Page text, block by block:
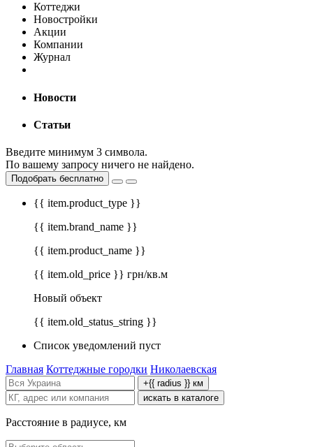
Коттеджи
Новостройки
Акции
Компании
Журнал
Новости
Статьи
Введите минимум 3 символа.
По вашему запросу ничего не найдено.
Подобрать бесплатно
{{ item.product_type }}
{{ item.brand_name }}
{{ item.product_name }}
{{ item.old_price }} грн/кв.м
Новый объект
{{ item.old_status_string }}
Список уведомлений пуст
Главная Коттеджные городки Николаевская
+{{ radius }} км
искать в каталоге
Расстояние в радиусе, км